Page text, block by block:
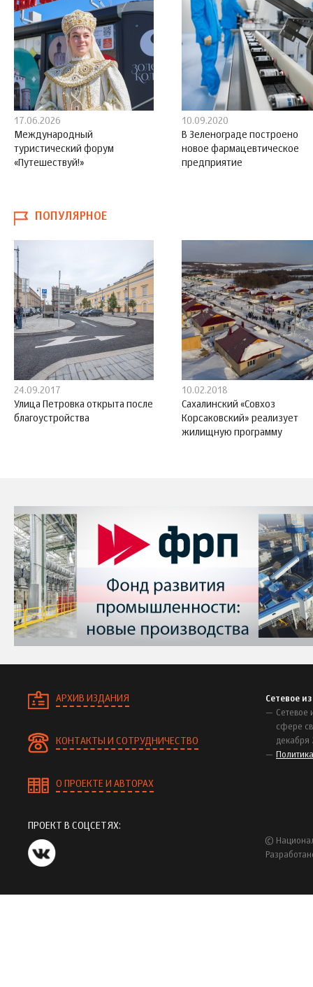
17.06.2026
Международный
туристический форум
«Путешествуй!»
10.09.2020
В Зеленограде построено
новое фармацевтическое
предприятие
ПОПУЛЯРНОЕ
24.09.2017
Улица Петровка открыта после
благоустройства
10.02.2018
Сахалинский «Совхоз
Корсаковский» реализует
жилищную программу
АРХИВ ИЗДАНИЯ
КОНТАКТЫ И СОТРУДНИЧЕСТВО
О ПРОЕКТЕ И АВТОРАХ
Сетевое
Сетевое
сфере
декабря
ПРОЕКТ В СОЦСЕТЯХ:
©